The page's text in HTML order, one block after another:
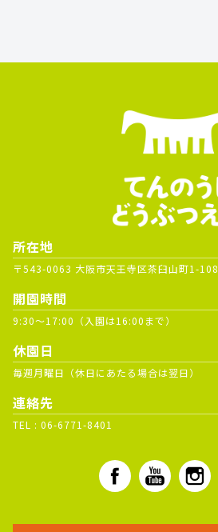
所在地
〒543-0063 大阪市天王寺区茶臼山町1-108
開園時間
9:30～17:00（入園は16:00まで）
休園日
毎週月曜日（休日にあたる場合は翌日）
連絡先
TEL : 06-6771-8401